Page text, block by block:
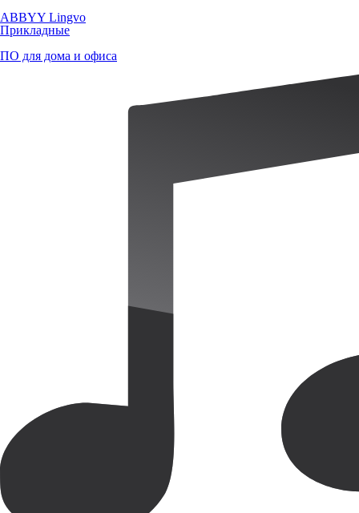
ABBYY Lingvo
Прикладные
ПО для дома и офиса